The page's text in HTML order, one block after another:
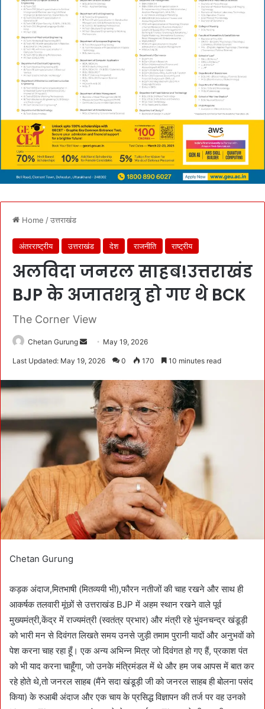
Home /उत्तराखंड
अंतरराष्ट्रीय उत्तराखंड देश राजनीति राष्ट्रीय
अलविदा जनरल साहब!उत्तराखंड
BJP के अजातशत्रु हो गए थे BCK
The Corner View
Chetan Gurung
d
n
e
m
i
May 19, 2026
Last Updated: May 19, 2026 0 170 10 minutes read
Chetan Gurung
कड़क अंदाज,मितभाषी (मितव्ययी भी),फौरन नतीजों की चाह रखने और साथ ही
आकर्षक तलवारी मूंछों से उत्तराखंड BJP में अहम स्थान रखने वाले पूर्व
मुख्यमंत्री,केंद्र में राज्यमंत्री (स्वतंत्र प्रभार) और मंत्री रहे भुंवनचन्द्र खंडूड़ी
को भारी मन से दिवंगत लिखते समय उनसे जुड़ी तमाम पुरानी यादों और अनुभवों को
पेश करना चाह रहा हूँ। एक अन्य अभिन्न मित्र जो दिवंगत हो गए हैं, प्रकाश पंत
को भी याद करना चाहूँगा, जो उनके मंत्रिमंडल में थे और हम जब आपस में बात कर
रहे होते थे,तो जनरल साहब (मैंने सदा खंडूड़ी जी को जनरल साहब ही बोलना पसंद
किया) के रुआबी अंदाज और एक चाय के प्रसिद्ध विज्ञापन की तर्ज पर वह उनको